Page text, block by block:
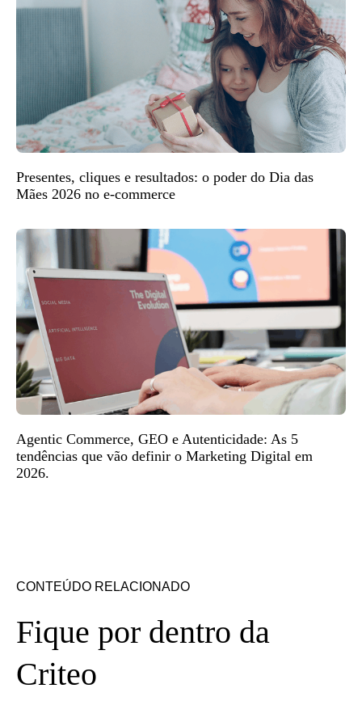
Presentes, cliques e resultados: o poder do Dia das
Mães 2026 no e-commerce
Agentic Commerce, GEO e Autenticidade: As 5
tendências que vão definir o Marketing Digital em
2026.
CONTEÚDO RELACIONADO
Fique por dentro da
Criteo